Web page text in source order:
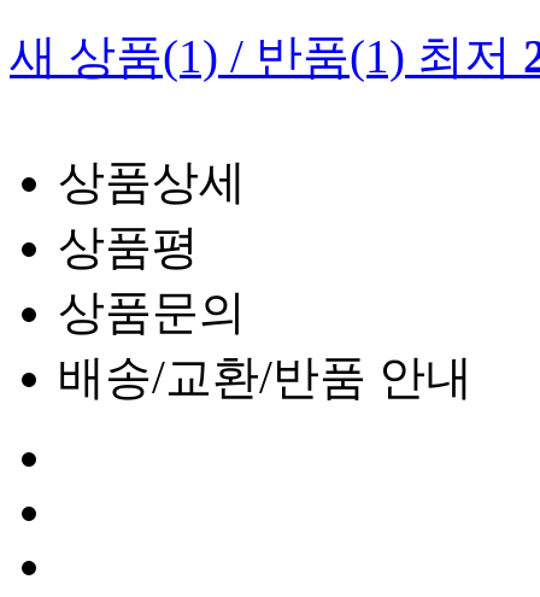
새 상품(1) / 반품(1) 최저
상품상세
상품평
상품문의
배송/교환/반품 안내